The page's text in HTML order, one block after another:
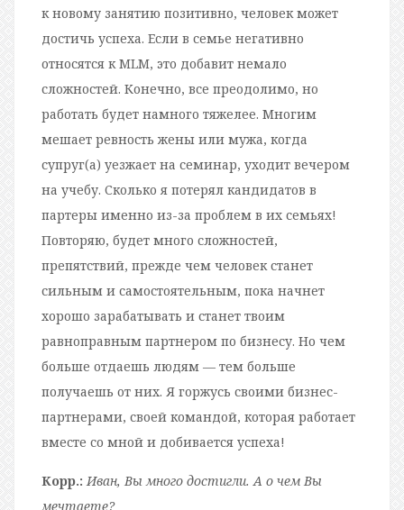
к новому занятию позитивно, человек может
достичь успеха. Если в семье негативно
относятся к MLM, это добавит немало
сложностей. Конечно, все преодолимо, но
работать будет намного тяжелее. Многим
мешает ревность жены или мужа, когда
супруг(а) уезжает на семинар, уходит вечером
на учебу. Сколько я потерял кандидатов в
партеры именно из-за проблем в их семьях!
Повторяю, будет много сложностей,
препятствий, прежде чем человек станет
сильным и самостоятельным, пока начнет
хорошо зарабатывать и станет твоим
равноправным партнером по бизнесу. Но чем
больше отдаешь людям — тем больше
получаешь от них. Я горжусь своими бизнес-
партнерами, своей командой, которая работает
вместе со мной и добивается успеха!
Корр.: Иван, Вы много достигли. А о чем Вы
мечтаете?